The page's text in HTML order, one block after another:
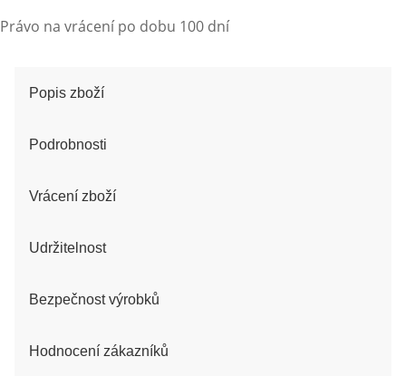
Právo na vrácení po dobu 100 dní
Popis zboží
Podrobnosti
Vrácení zboží
Udržitelnost
Bezpečnost výrobků
Hodnocení zákazníků